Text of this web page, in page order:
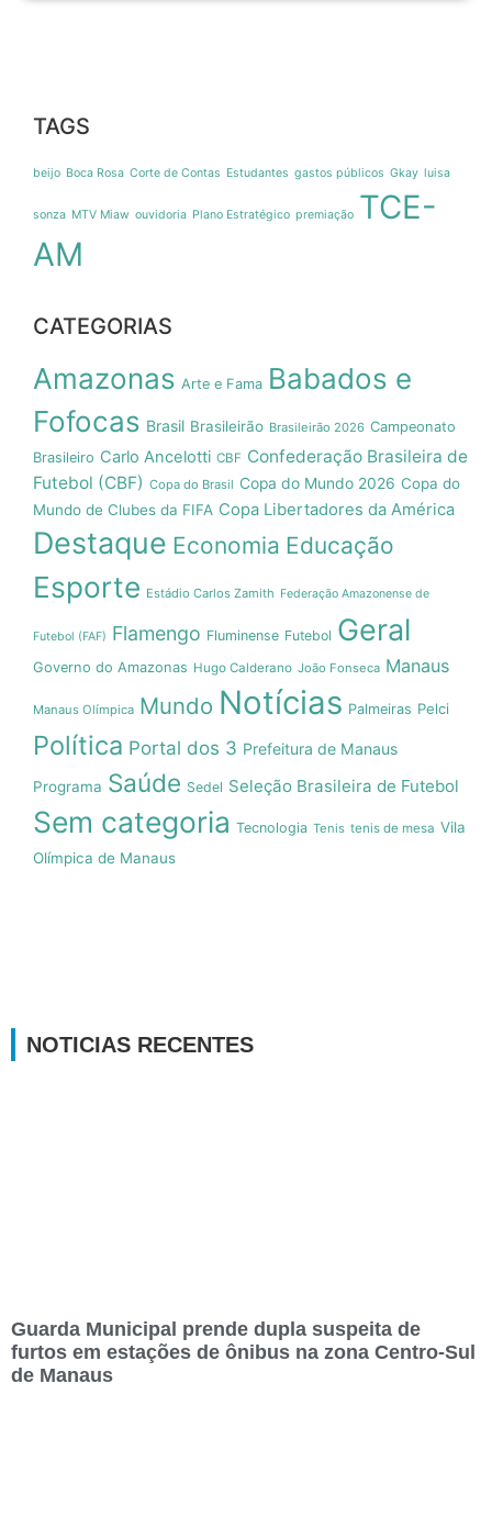
TAGS
beijo Boca Rosa Corte de Contas Estudantes gastos públicos Gkay luisa
sonza MTV Miaw ouvidoria Plano Estratégico premiação TCE-
AM
CATEGORIAS
Amazonas Arte e Fama Babados e
Fofocas Brasil Brasileirão Brasileirão 2026 Campeonato
Brasileiro Carlo Ancelotti CBF Confederação Brasileira de
Futebol (CBF) Copa do Brasil Copa do Mundo 2026 Copa do
Mundo de Clubes da FIFA Copa Libertadores da América
Destaque Economia Educação
Esporte Estádio Carlos Zamith Federação Amazonense de
Futebol (FAF) Flamengo Fluminense Futebol Geral
Governo do Amazonas Hugo Calderano João Fonseca Manaus
Manaus Olímpica Mundo Notícias Palmeiras Pelci
Política Portal dos 3 Prefeitura de Manaus
Programa Saúde Sedel Seleção Brasileira de Futebol
Sem categoria Tecnologia Tenis tenis de mesa Vila
Olímpica de Manaus
NOTICIAS RECENTES
Guarda Municipal prende dupla suspeita de
furtos em estações de ônibus na zona Centro-Sul
de Manaus